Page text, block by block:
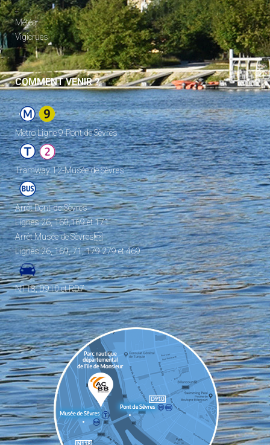
_
Météo
Vigicrues
COMMENT VENIR ?
Metro Ligne 9-Pont de Sèvres
Tramway T2-Musée de Sèvres
Arrêt Pont-de-Sèvres
Lignes 26, 160,169 et 171
Arrêt Musée de Sèvres
Lignes 26, 169, 71, 179 279 et 469
N118, D910 et RD7